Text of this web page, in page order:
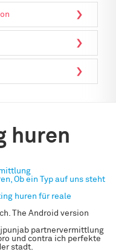
huren
Ob ein Typ auf uns steht
huren für reale
The Android version
partnervermittlung
und contra ich perfekte
stadt.